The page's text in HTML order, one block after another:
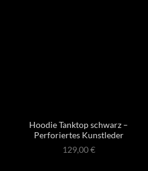
Hoodie Tanktop schwarz –
Perforiertes Kunstleder
129,00€